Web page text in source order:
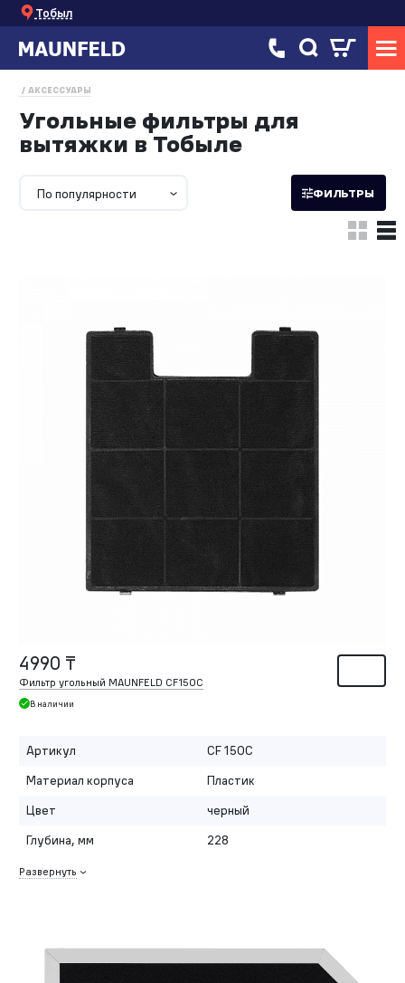
Тобыл
АКСЕССУАРЫ
Угольные фильтры для
вытяжки в Тобыле
По популярности ФИЛЬТРЫ
4990 ₸
Фильтр угольный MAUNFELD CF150C
В наличии
Артикул
CF 150C
Материал корпуса
Пластик
Цвет
черный
Глубина, мм
228
Развернуть